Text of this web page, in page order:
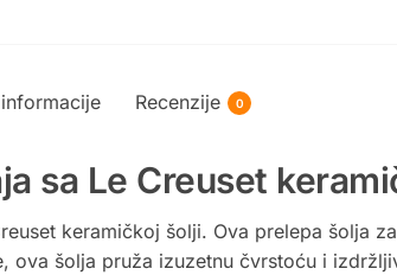
Recenzije 0
sa Le Creuset
keramičkoj šolji. Ova prelepa šolja
šolja pruža izuzetnu čvrstoću i